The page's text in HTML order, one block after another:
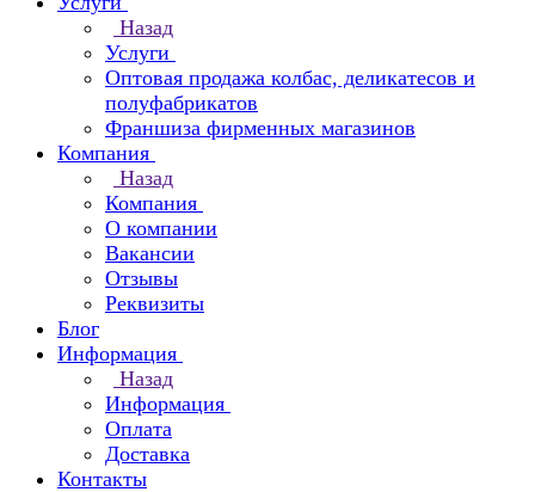
Назад
Услуги
Оптовая продажа колбас, деликатесов и
полуфабрикатов
Франшиза фирменных магазинов
Компания
Назад
Компания
О компании
Вакансии
Отзывы
Реквизиты
Блог
Информация
Назад
Информация
Оплата
Доставка
Контакты